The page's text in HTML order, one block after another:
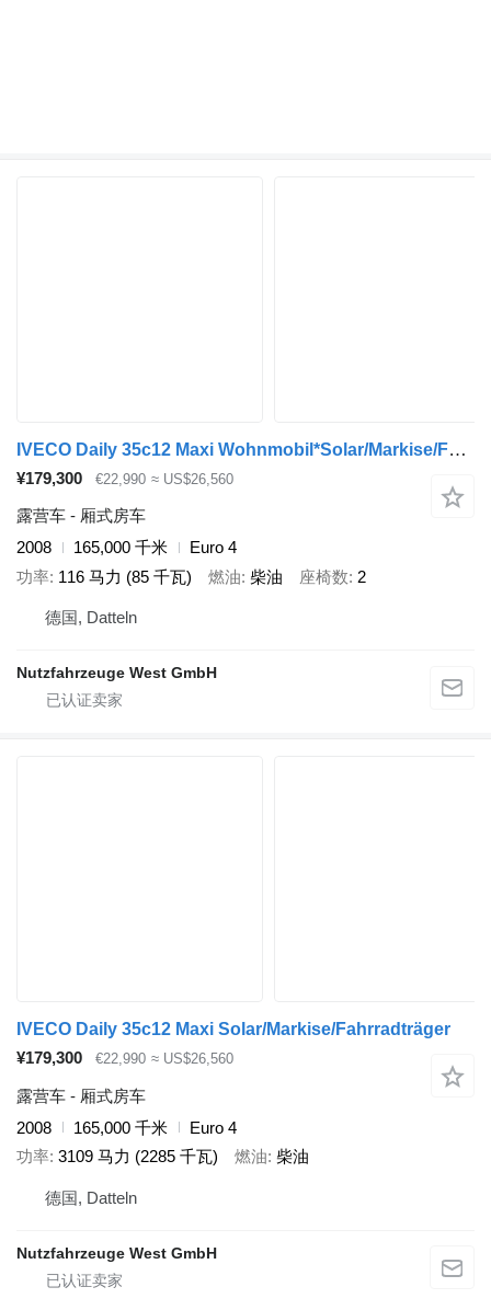
IVECO Daily 35c12 Maxi Wohnmobil*Solar/Markise/Fahrrad
¥179,300 €22,990 ≈ US$26,560
露营车 - 厢式房车
2008
165,000 千米
Euro 4
功率 116 马力 (85 千瓦) 燃油 柴油 座椅数 2
德国, Datteln
Nutzfahrzeuge West GmbH
IVECO Daily 35c12 Maxi Solar/Markise/Fahrradträger
¥179,300
€22,990 ≈ US$26,560
露营车 - 厢式房车
2008
165,000 千米
Euro 4
功率 3109 马力 (2285 千瓦) 燃油 柴油
德国, Datteln
Nutzfahrzeuge West GmbH